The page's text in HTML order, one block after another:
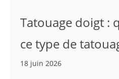
Tatouage doigt :
ce type de
18 juin 2026